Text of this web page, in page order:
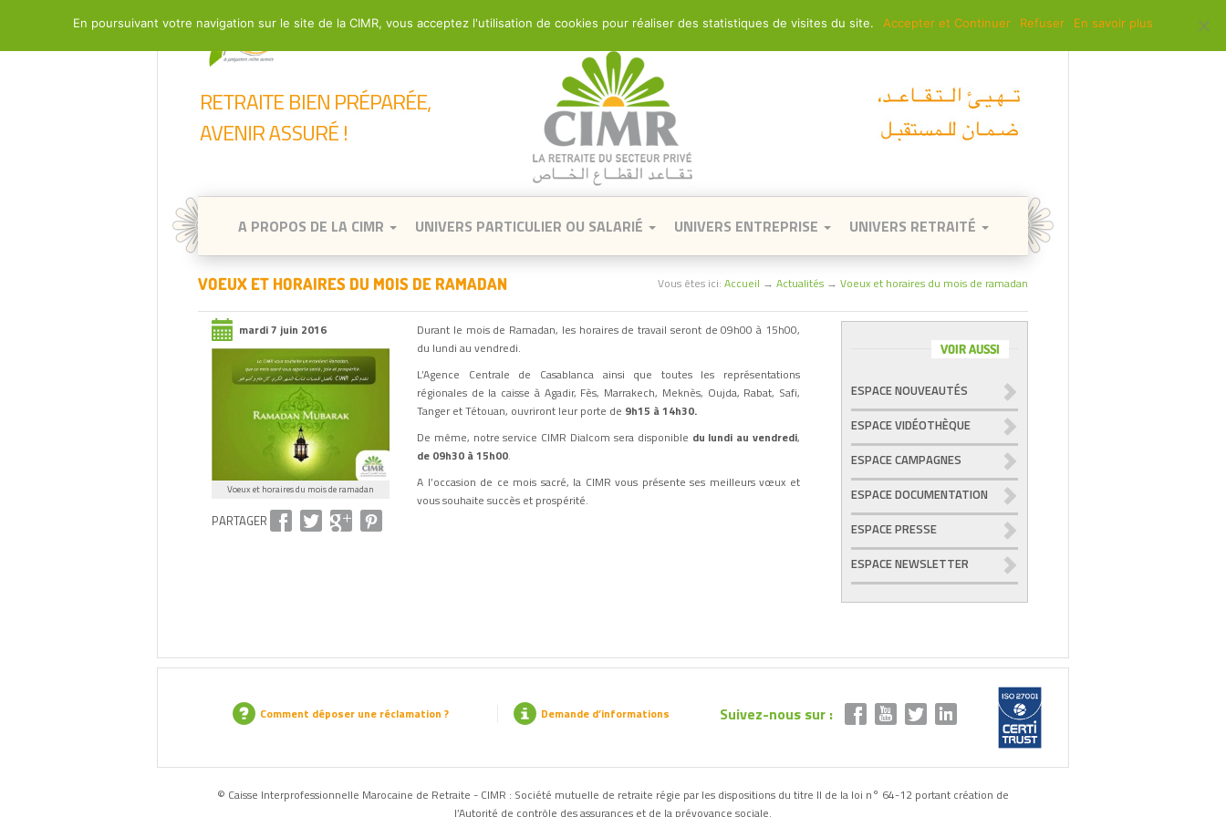
Qui sommes nous ? Pourquoi adhérer à la CIMR ? FAQ Contacts العربية
A PROPOS DE LA CIMR UNIVERS PARTICULIER OU SALARIÉ UNIVERS ENTREPRISE UNIVERS RETRAITÉ
VOEUX ET HORAIRES DU MOIS DE RAMADAN Vous êtes ici: Accueil → Actualités → Voeux et horaires du mois de ramadan
mardi 7 juin 2016
Voeux et horaires du mois de ramadan
PARTAGER
Durant le mois de Ramadan, les horaires de travail seront de 09h00 à 15h00,
du lundi au vendredi.
L’Agence Centrale de Casablanca ainsi que toutes les représentations
régionales de la caisse à Agadir, Fès, Marrakech, Meknès, Oujda, Rabat, Safi,
Tanger et Tétouan, ouvriront leur porte de 9h15 à 14h30.
De même, notre service CIMR Dialcom sera disponible du lundi au vendredi,
de 09h30 à 15h00.
A l’occasion de ce mois sacré, la CIMR vous présente ses meilleurs vœux et
vous souhaite succès et prospérité.
VOIR AUSSI
ESPACE NOUVEAUTÉS
ESPACE VIDÉOTHÈQUE
ESPACE CAMPAGNES
ESPACE DOCUMENTATION
ESPACE PRESSE
ESPACE NEWSLETTER
Comment déposer une réclamation ? Demande d’informations Suivez-nous sur :
© Caisse Interprofessionnelle Marocaine de Retraite - CIMR : Société mutuelle de retraite régie par les dispositions du titre II de la loi n° 64-12 portant création de
l’Autorité de contrôle des assurances et de la prévoyance sociale.
En poursuivant votre navigation sur le site de la CIMR, vous acceptez l'utilisation de cookies pour réaliser des statistiques de visites du site. Accepter et Continuer Refuser En savoir plus